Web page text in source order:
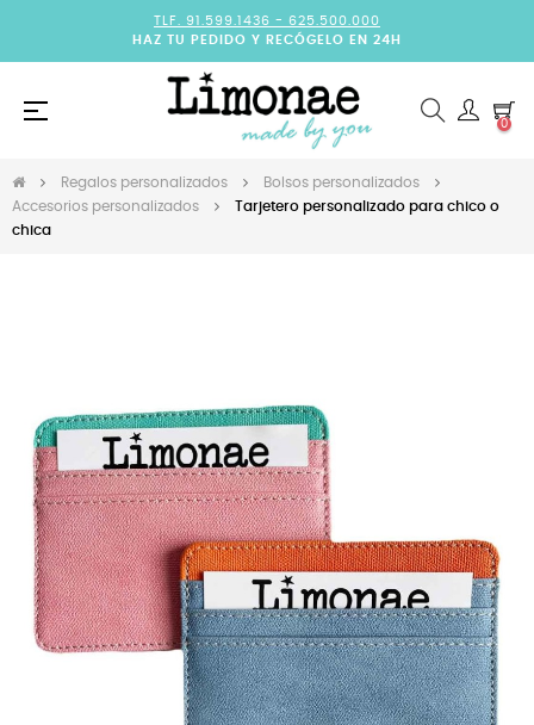
TLF. 91.599.1436 - 625.500.000
HAZ TU PEDIDO Y RECÓGELO EN 24H
Navegación
☰
0
Regalos personalizados
Bolsos personalizados
Accesorios personalizados
Tarjetero personalizado para chico o
chica